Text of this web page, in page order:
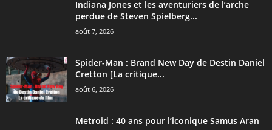
Indiana Jones et les aventuriers de l’arche
perdue de Steven Spielberg...
août 7, 2026
Spider-Man : Brand New Day de Destin Daniel
Cretton [La critique...
août 6, 2026
Metroid : 40 ans pour l’iconique Samus Aran